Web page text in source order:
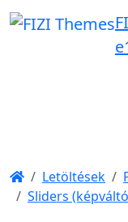
Letöltések
Sliders